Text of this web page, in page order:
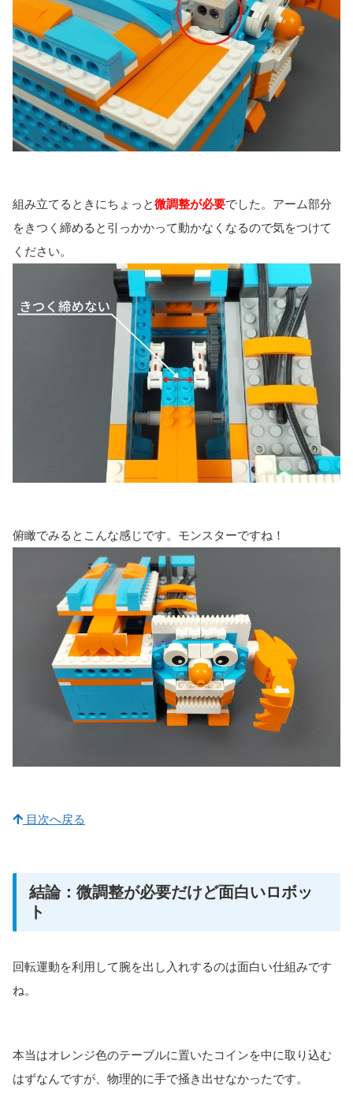
組み立てるときにちょっと微調整が必要でした。アーム部分
をきつく締めると引っかかって動かなくなるので気をつけて
ください。
俯瞰でみるとこんな感じです。モンスターですね！
目次へ戻る
結論：微調整が必要だけど面白いロボッ
ト
回転運動を利用して腕を出し入れするのは面白い仕組みです
ね。
本当はオレンジ色のテーブルに置いたコインを中に取り込む
はずなんですが、物理的に手で掻き出せなかったです。